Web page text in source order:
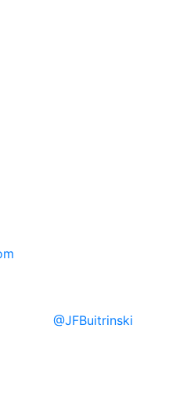
@JFBuitrinski